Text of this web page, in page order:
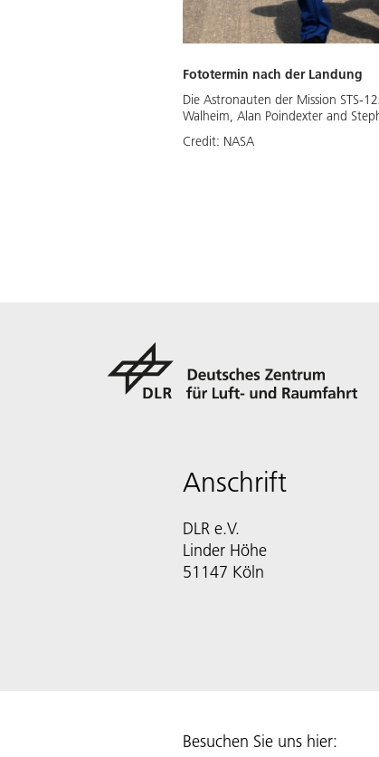
Fototermin nach der Landung
Die Astronauten der Mission STS-
Walheim, Alan Poindexter and
Credit: NASA
Anschrift
DLR e.V.
Linder Höhe
51147 Köln
Besuchen Sie uns hier: